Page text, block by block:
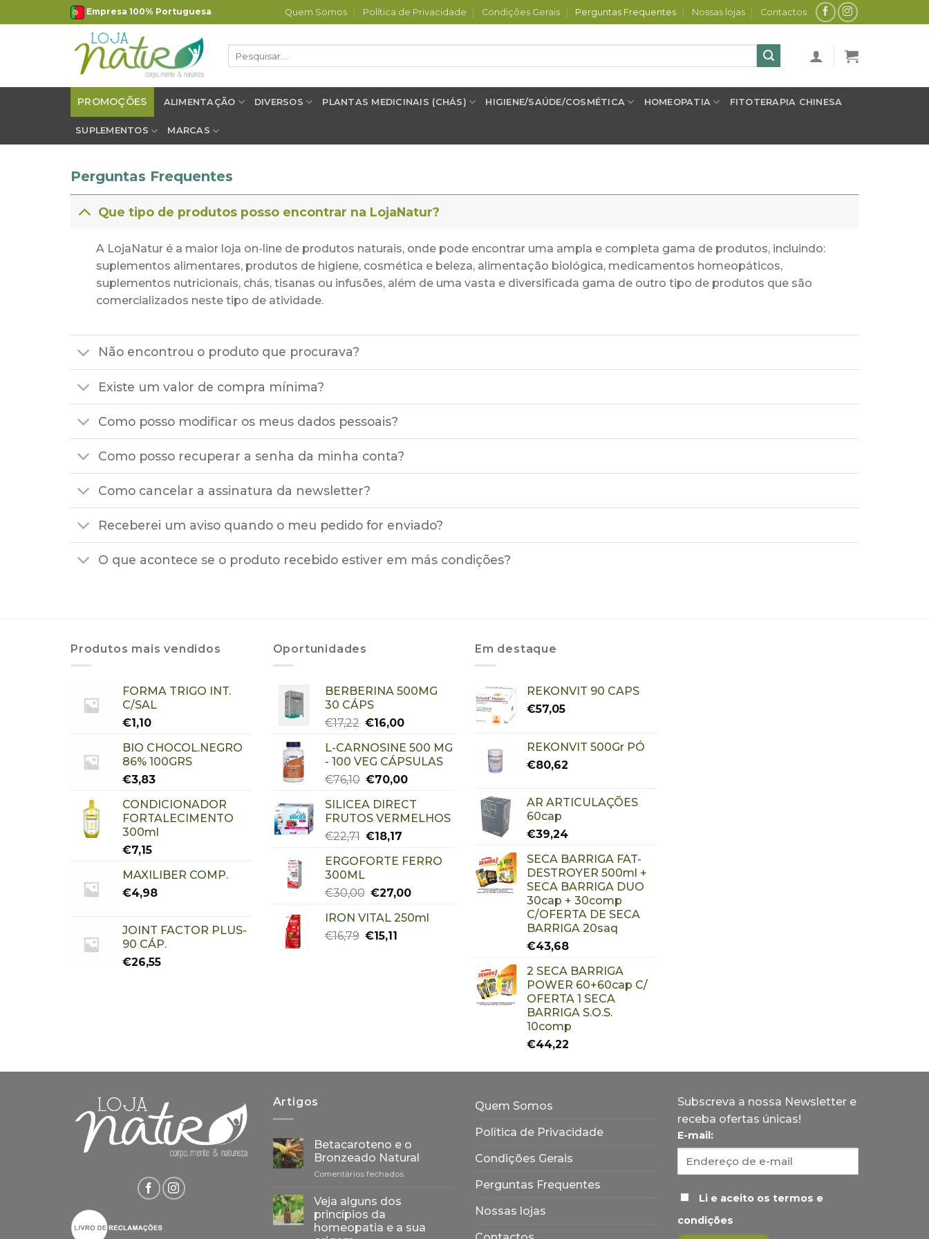
to
Empresa 100% Portuguesa Quem Somos Política de Privacidade Condições Gerais Perguntas Frequentes Nossas lojas Contactos
PROMOÇÕES ALIMENTAÇÃO DIVERSOS PLANTAS MEDICINAIS (CHÁS) HIGIENE/SAÚDE/COSMÉTICA HOMEOPATIA FITOTERAPIA CHINESA
SUPLEMENTOS MARCAS
Perguntas Frequentes
Que tipo de produtos posso encontrar na LojaNatur?
A LojaNatur é a maior loja on-line de produtos naturais, onde pode encontrar uma ampla e completa gama de produtos, incluindo:
suplementos alimentares, produtos de higiene, cosmética e beleza, alimentação biológica, medicamentos homeopáticos,
suplementos nutricionais, chás, tisanas ou infusões, além de uma vasta e diversificada gama de outro tipo de produtos que são
comercializados neste tipo de atividade.
Não encontrou o produto que procurava?
Existe um valor de compra mínima?
Como posso modificar os meus dados pessoais?
Como posso recuperar a senha da minha conta?
Como cancelar a assinatura da newsletter?
Receberei um aviso quando o meu pedido for enviado?
O que acontece se o produto recebido estiver em más condições?
Produtos mais vendidos
FORMA TRIGO INT.
C/SAL
€1,10
BIO CHOCOL.NEGRO
86% 100GRS
€3,83
CONDICIONADOR
FORTALECIMENTO
300ml
€7,15
MAXILIBER COMP.
€4,98
JOINT FACTOR PLUS-
90 CÁP.
€26,55
Oportunidades
BERBERINA 500MG
30 CÁPS
€17,22 €16,00
L-CARNOSINE 500 MG
- 100 VEG CÁPSULAS
€76,10 €70,00
SILICEA DIRECT
FRUTOS VERMELHOS
€22,71 €18,17
ERGOFORTE FERRO
300ML
€30,00 €27,00
IRON VITAL 250ml
€16,79 €15,11
Em destaque
REKONVIT 90 CAPS
€57,05
REKONVIT 500Gr PÓ
€80,62
AR ARTICULAÇÕES
60cap
€39,24
SECA BARRIGA FAT-
DESTROYER 500ml +
SECA BARRIGA DUO
30cap + 30comp
C/OFERTA DE SECA
BARRIGA 20saq
€43,68
2 SECA BARRIGA
POWER 60+60cap C/
OFERTA 1 SECA
BARRIGA S.O.S.
10comp
€44,22
Artigos
Betacaroteno e o
Bronzeado Natural
Comentários fechadosem
Natural
Veja alguns dos
princípios da
homeopatia e a sua
Quem Somos
Política de Privacidade
Condições Gerais
Perguntas Frequentes
Nossas lojas
Subscreva a nossa Newsletter e
receba ofertas únicas!
E-mail:
Li e aceito os termos e
condições